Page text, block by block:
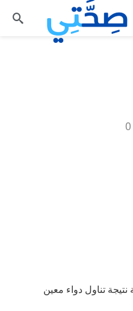
0
نتيجة تناول دواء معين